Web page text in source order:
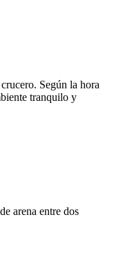
Según la hora
tranquilo y
arena entre dos